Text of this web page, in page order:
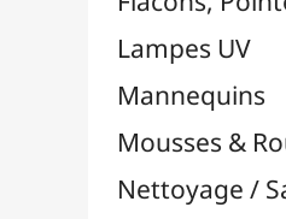
Pinceaux MILAN
Pinceaux NID'ART
Pinceaux O'Color
Pinceaux Pébéo
Pinceaux Raphaël
Pinceaux TULIP
Pinceaux Zahn Pinsel